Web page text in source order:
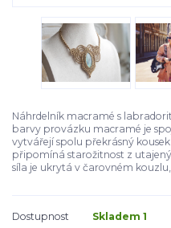
Náhrdelník macramé s
barvy provázku macramé je
vytvářejí spolu překrásný
připomíná starožitnost z
síla je ukrytá v čarovném kouzlu,
Dostupnost Skladem 1